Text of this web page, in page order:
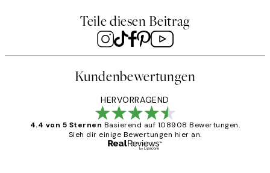
Teile diesen Beitrag
Kundenbewertungen
HERVORRAGEND
4.4 von 5 Sternen Basierend auf 108908 Bewertungen.
Sieh dir einige Bewertungen hier an.